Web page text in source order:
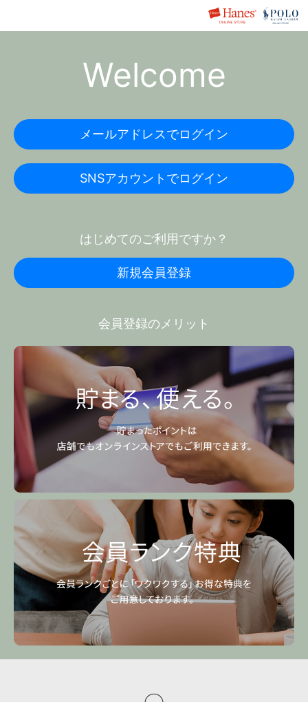
Welcome
メールアドレスでログイン
SNSアカウントでログイン
はじめてのご利用ですか？
新規会員登録
会員登録のメリット